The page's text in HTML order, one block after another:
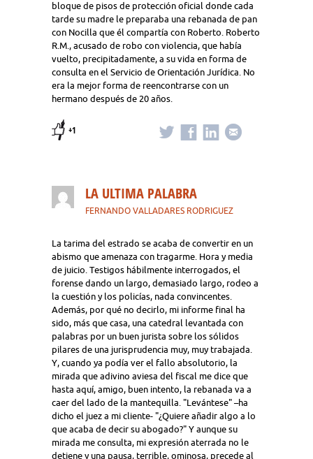
bloque de pisos de protección oficial donde cada
tarde su madre le preparaba una rebanada de pan
con Nocilla que él compartía con Roberto. Roberto
R.M., acusado de robo con violencia, que había
vuelto, precipitadamente, a su vida en forma de
consulta en el Servicio de Orientación Jurídica. No
era la mejor forma de reencontrarse con un
hermano después de 20 años.
+1
LA ULTIMA PALABRA
FERNANDO VALLADARES RODRIGUEZ
La tarima del estrado se acaba de convertir en un
abismo que amenaza con tragarme. Hora y media
de juicio. Testigos hábilmente interrogados, el
forense dando un largo, demasiado largo, rodeo a
la cuestión y los policías, nada convincentes.
Además, por qué no decirlo, mi informe final ha
sido, más que casa, una catedral levantada con
palabras por un buen jurista sobre los sólidos
pilares de una jurisprudencia muy, muy trabajada.
Y, cuando ya podía ver el fallo absolutorio, la
mirada que adivino aviesa del fiscal me dice que
hasta aquí, amigo, buen intento, la rebanada va a
caer del lado de la mantequilla. "Levántese" –ha
dicho el juez a mi cliente- "¿Quiere añadir algo a lo
que acaba de decir su abogado?" Y aunque su
mirada me consulta, mi expresión aterrada no le
detiene y una pausa, terrible, ominosa, precede al